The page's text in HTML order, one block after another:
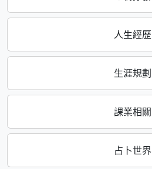
人生經歷
生涯規劃
課業相關
占卜世界